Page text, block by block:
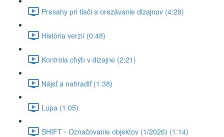
Presahy pri tlači a orezávanie dizajnov (4:28)
História verzií (0:48)
Kontrola chýb v dizajne (2:21)
Nájsť a nahradiť (1:38)
Lupa (1:05)
SHIFT - Označovanie objektov (1/2026) (1:14)